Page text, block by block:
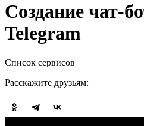
Создание чат-
Telegram
Список сервисов
Расскажите друзьям: